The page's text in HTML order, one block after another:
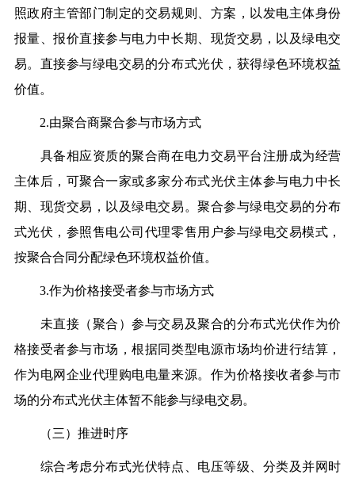
照政府主管部门制定的交易规则、方案，以发电主体身份
报量、报价直接参与电力中长期、现货交易，以及绿电交
易。直接参与绿电交易的分布式光伏，获得绿色环境权益
价值。
2.由聚合商聚合参与市场方式
具备相应资质的聚合商在电力交易平台注册成为经营
主体后，可聚合一家或多家分布式光伏主体参与电力中长
期、现货交易，以及绿电交易。聚合参与绿电交易的分布
式光伏，参照售电公司代理零售用户参与绿电交易模式，
按聚合合同分配绿色环境权益价值。
3.作为价格接受者参与市场方式
未直接（聚合）参与交易及聚合的分布式光伏作为价
格接受者参与市场，根据同类型电源市场均价进行结算，
作为电网企业代理购电电量来源。作为价格接收者参与市
场的分布式光伏主体暂不能参与绿电交易。
（三）推进时序
综合考虑分布式光伏特点、电压等级、分类及并网时